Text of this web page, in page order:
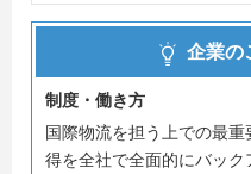
企業の
制度・働き方
国際物流を担う上での最
得を全社で全面的にバック